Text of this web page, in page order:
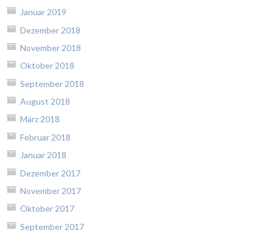
Januar 2019
Dezember 2018
November 2018
Oktober 2018
September 2018
August 2018
März 2018
Februar 2018
Januar 2018
Dezember 2017
November 2017
Oktober 2017
September 2017